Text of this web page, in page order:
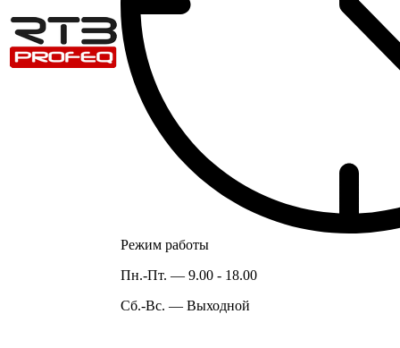
Режим работы
Пн.-Пт. — 9.00 - 18.00
Сб.-Вс. — Выходной